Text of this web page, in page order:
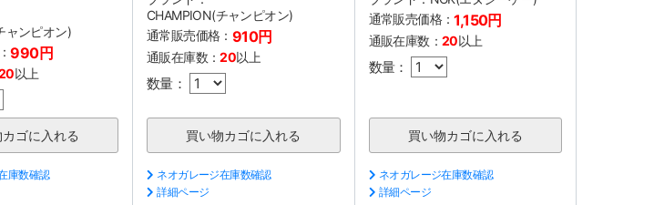
ャンピオン)
990円
以上
庫数確認
CHAMPION(チャンピオン)
通常販売価格： 910円
通販在庫数：20以上
数量：
ネオガレージ在庫数確認
詳細ページ
通常販売価格：1,150円
通販在庫数： 20以上
数量：
ネオガレージ在庫数確認
詳細ページ